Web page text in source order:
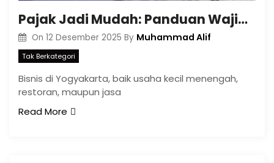
Pajak Jadi Mudah: Panduan Wajib Buat Pengusaha di Yogyakarta
On 12 Desember 2025 By Muhammad Alif
Tak Berkategori
Bisnis di Yogyakarta, baik usaha kecil menengah,
restoran, maupun jasa
Read More